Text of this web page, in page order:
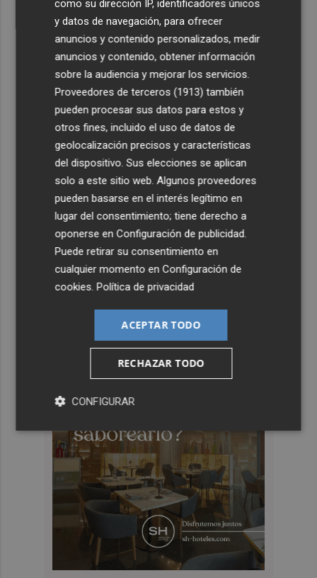
como su dirección IP, identificadores únicos
y datos de navegación, para ofrecer
anuncios y contenido personalizados, medir
anuncios y contenido, obtener información
sobre la audiencia y mejorar los servicios.
Proveedores de terceros (1913) también
pueden procesar sus datos para estos y
otros fines, incluido el uso de datos de
geolocalización precisos y características
del dispositivo. Sus elecciones se aplican
solo a este sitio web. Algunos proveedores
pueden basarse en el interés legítimo en
lugar del consentimiento; tiene derecho a
oponerse enConfiguración de publicidad
Puede retirar su consentimiento en
cualquier momento enConfiguración de
cookies .Política de privacidad
ACEPTAR TODO
RECHAZAR TODO
CONFIGURAR